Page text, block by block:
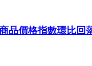
品價格指數環比回